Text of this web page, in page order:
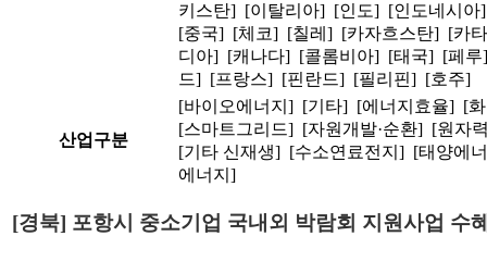
키스탄] [이탈리아] [인도] [인도네시
[중국] [체코] [칠레] [카자흐스탄] [카
디아] [캐나다] [콜롬비아] [태국] [페
드] [프랑스] [핀란드] [필리핀] [호주]
산업구분
[바이오에너지] [기타] [에너지효율] [
[스마트그리드] [자원개발·순환] [원자
[기타 신재생] [수소연료전지] [태양에
에너지]
[경북] 포항시 중소기업 국내외 박람회 지원사업 수